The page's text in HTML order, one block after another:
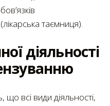
таємниця).
діяльності
що всі види діяльності,